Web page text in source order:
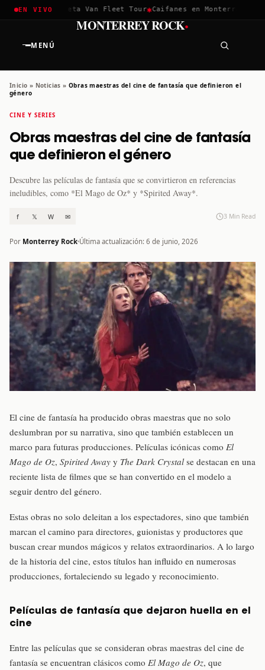
EN VIVO
2026 ✱Greta Van Fleet Tour✱Caifanes en Monterrey · 12
MENÚ
MONTERREY ROCK·
Inicio » Noticias » Obras maestras del cine de fantasía que definieron el
género
CINE Y SERIES
Obras maestras del cine de fantasía
que definieron el género
Descubre las películas de fantasía que se convirtieron en referencias
ineludibles, como *El Mago de Oz* y *Spirited Away*.
f 𝕏 W ✉ 3 Min Read
Por Monterrey Rock Última actualización: 6 de junio, 2026
El cine de fantasía ha producido obras maestras que no solo
deslumbran por su narrativa, sino que también establecen un
marco para futuras producciones. Películas icónicas como El
Mago de Oz, Spirited Away y The Dark Crystalse destacan en una
reciente lista de filmes que se han convertido en el modelo a
seguir dentro del género.
Estas obras no solo deleitan a los espectadores, sino que también
marcan el camino para directores, guionistas y productores que
buscan crear mundos mágicos y relatos extraordinarios. A lo largo
de la historia del cine, estos títulos han influido en numerosas
producciones, fortaleciendo su legado y reconocimiento.
Películas de fantasía que dejaron huella en el
cine
Entre las películas que se consideran obras maestras del cine de
fantasía se encuentran clásicos como El Mago de Oz, que